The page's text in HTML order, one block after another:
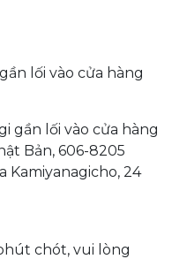
lối vào cửa hàng
gần lối vào cửa hàng
Bản, 606-8205
Kamiyanagicho, 24
chót, vui lòng